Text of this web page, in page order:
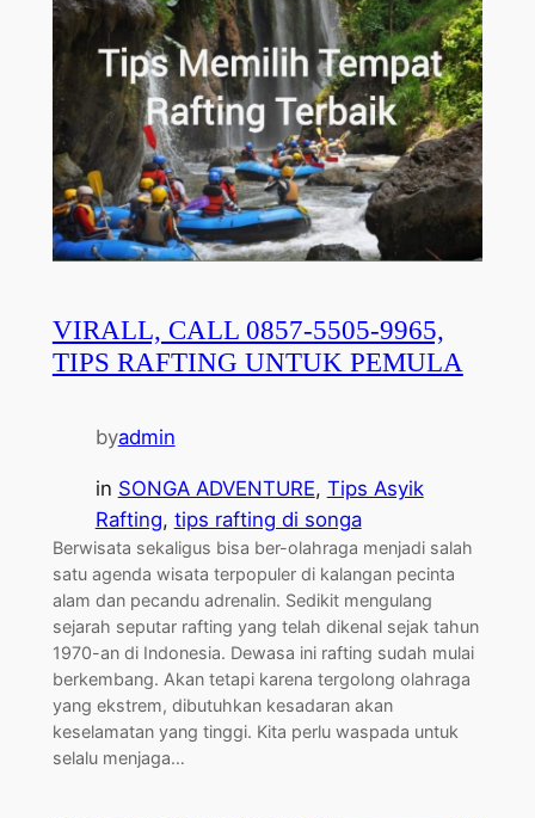
VIRALL, CALL 0857-5505-9965,
TIPS RAFTING UNTUK PEMULA
byadmin
in SONGA ADVENTURE, Tips Asyik
Rafting, tips rafting di songa
Berwisata sekaligus bisa ber-olahraga menjadi salah
satu agenda wisata terpopuler di kalangan pecinta
alam dan pecandu adrenalin. Sedikit mengulang
sejarah seputar rafting yang telah dikenal sejak tahun
1970-an di Indonesia. Dewasa ini rafting sudah mulai
berkembang. Akan tetapi karena tergolong olahraga
yang ekstrem, dibutuhkan kesadaran akan
keselamatan yang tinggi. Kita perlu waspada untuk
selalu menjaga…